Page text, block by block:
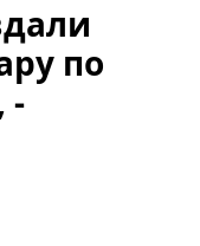
по
-